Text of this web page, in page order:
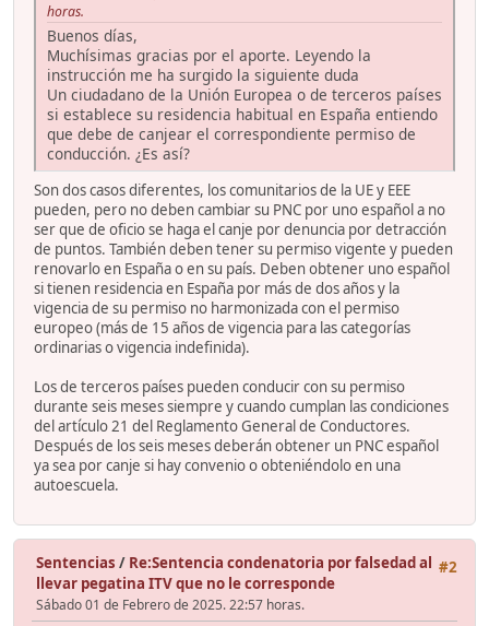
horas.
Buenos días,
Muchísimas gracias por el aporte. Leyendo la
instrucción me ha surgido la siguiente duda
Un ciudadano de la Unión Europea o de terceros países
si establece su residencia habitual en España entiendo
que debe de canjear el correspondiente permiso de
conducción. ¿Es así?
Son dos casos diferentes, los comunitarios de la UE y EEE
pueden, pero no deben cambiar su PNC por uno español a no
ser que de oficio se haga el canje por denuncia por detracción
de puntos. También deben tener su permiso vigente y pueden
renovarlo en España o en su país. Deben obtener uno español
si tienen residencia en España por más de dos años y la
vigencia de su permiso no harmonizada con el permiso
europeo (más de 15 años de vigencia para las categorías
ordinarias o vigencia indefinida).
Los de terceros países pueden conducir con su permiso
durante seis meses siempre y cuando cumplan las condiciones
del artículo 21 del Reglamento General de Conductores.
Después de los seis meses deberán obtener un PNC español
ya sea por canje si hay convenio o obteniéndolo en una
autoescuela.
#2
Sentencias / Re:Sentencia condenatoria por falsedad al
llevar pegatina ITV que no le corresponde
Sábado 01 de Febrero de 2025. 22:57 horas.